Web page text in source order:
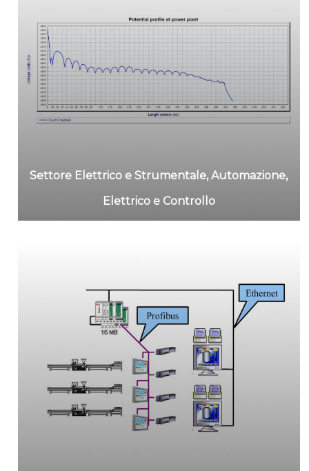
Settore Elettrico e Strumentale, Automazione,
Elettrico e Controllo